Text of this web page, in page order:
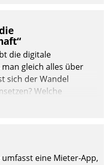
die digitale
gleich alles über
sich der Wandel
Welche
eine Mieter-App,